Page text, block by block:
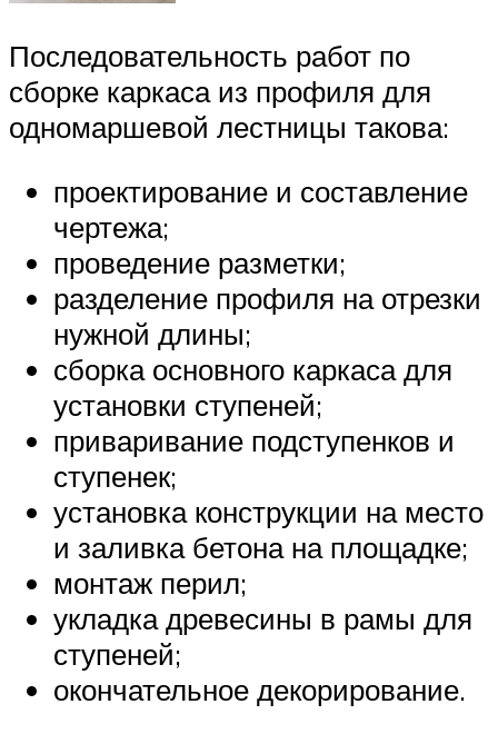
Последовательность работ по
сборке каркаса из профиля для
одномаршевой лестницы такова:
проектирование и составление
чертежа;
проведение разметки;
разделение профиля на отрезки
нужной длины;
сборка основного каркаса для
установки ступеней;
приваривание подступенков и
ступенек;
установка конструкции на место
и заливка бетона на площадке;
монтаж перил;
укладка древесины в рамы для
ступеней;
окончательное декорирование.